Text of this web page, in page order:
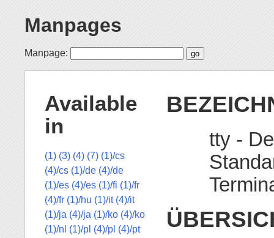
Manpages
Manpage:
tty -
Available
in
(1) (3) (4) (7) (1)/cs
(4)/cs (1)/de (4)/de
(1)/es (4)/es (1)/fi (1)/fr
(4)/fr (1)/hu (1)/it (4)/it
(1)/ja (4)/ja (1)/ko (4)/ko
(1)/nl (1)/pl (4)/pl (4)/pt